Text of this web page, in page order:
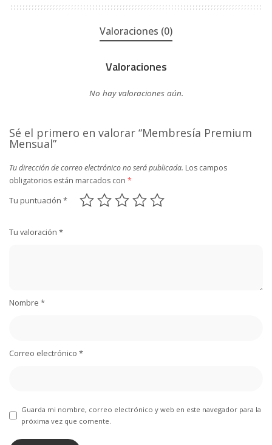
Valoraciones (0)
Valoraciones
No hay valoraciones aún.
Sé el primero en valorar “Membresía Premium
Mensual”
Tu dirección de correo electrónico no será publicada. Los campos
obligatorios están marcados con *
Tu puntuación *
Tu valoración *
Nombre *
Correo electrónico *
Guarda mi nombre, correo electrónico y web en este navegador para la
próxima vez que comente.